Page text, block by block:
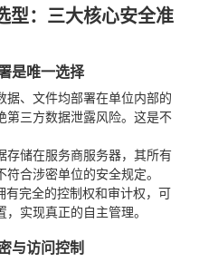
型：三大核心安全准
是唯一选择
据、文件均部署在单位内部的
第三方数据泄露风险。这是不
存储在服务商服务器，其所有
合涉密单位的安全规定。
有完全的控制权和审计权，可
实现真正的自主管理。
与访问控制